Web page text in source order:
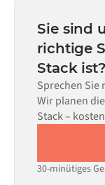
allein nicht
statt Monaten
Komplexität des
erforderlichen
Prüfprozess.
Systeme sind im
Einrichtungszeit
Sie sind
richtige
Stack ist?
Sprechen
Wir planen
Stack –
30-minütiges